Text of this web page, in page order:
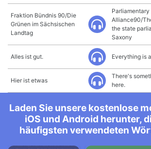
Fraktion Bündnis 90/Die
Grünen im Sächsischen
Landtag
Parliamentary
Alliance90/
the state
Saxony
Alles ist gut. Everything is
Hier ist etwas
There's
here.
Laden Sie unsere kostenlose
iOS und Android herunter,
häufigsten verwendeten